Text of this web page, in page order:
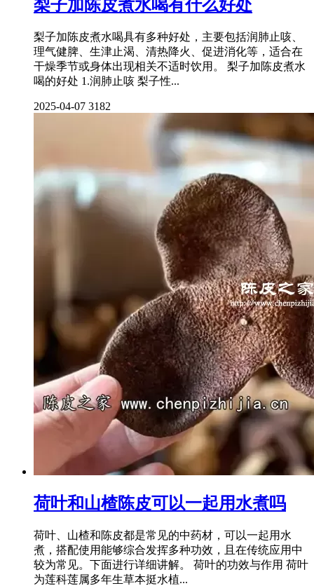
梨子加陈皮煮水喝有什么好处
梨子加陈皮煮水喝具有多种好处，主要包括润肺止咳、
理气健脾、生津止渴、清热降火、促进消化等，适合在
干燥季节或身体出现相关不适时饮用。 梨子加陈皮煮水
喝的好处 1.润肺止咳 梨子性...
2025-04-07 3182
荷叶和山楂陈皮可以一起用水煮吗
荷叶、山楂和陈皮都是常见的中药材，可以一起用水
煮，搭配使用能够综合发挥多种功效，且在传统应用中
较为常见。下面进行详细讲解。 荷叶的功效与作用 荷叶
为莲科莲属多年生草本挺水植...